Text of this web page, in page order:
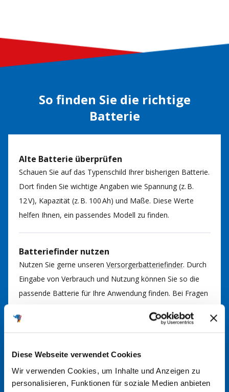
Diese Webseite verwendet Cookies
Wir verwenden Cookies, um Inhalte und Anzeigen zu
personalisieren, Funktionen für soziale Medien anbieten
So finden Sie die richtige
Batterie
Alte Batterie überprüfen
Schauen Sie auf das Typenschild Ihrer bisherigen Batterie.
Dort finden Sie wichtige Angaben wie Spannung (z. B.
12 V), Kapazität (z. B. 100 Ah) und Maße. Diese Werte
helfen Ihnen, ein passendes Modell zu finden.
Batteriefinder nutzen
Nutzen Sie gerne unseren Versorgerbatteriefinder. Durch
Eingabe von Verbrauch und Nutzung können Sie so die
passende Batterie für Ihre Anwendung finden. Bei Fragen
In der Regel finden Sie im Handbuch Ihrer Anlage
Informationen über den richtigen Batterietyp. Hier werden
die erforderlichen Spezifikationen und Größen angegeben.